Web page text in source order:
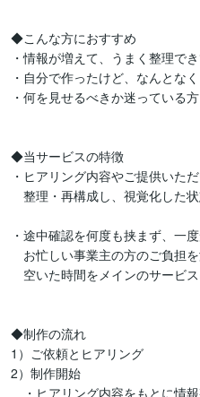
◆こんな方におすすめ
・情報が増えて、うまく整理で
・自分で作ったけど、なんとな
・何を見せるべきか迷っている方
◆当サービスの特徴
・ヒアリング内容やご提供いた
整理・再構成し、視覚化した
・途中確認を何度も挟まず、一
お忙しい事業主の方のご負担を
空いた時間をメインのサービ
◆制作の流れ
1）ご依頼とヒアリング
2）制作開始
・ヒアリング内容をもとに情